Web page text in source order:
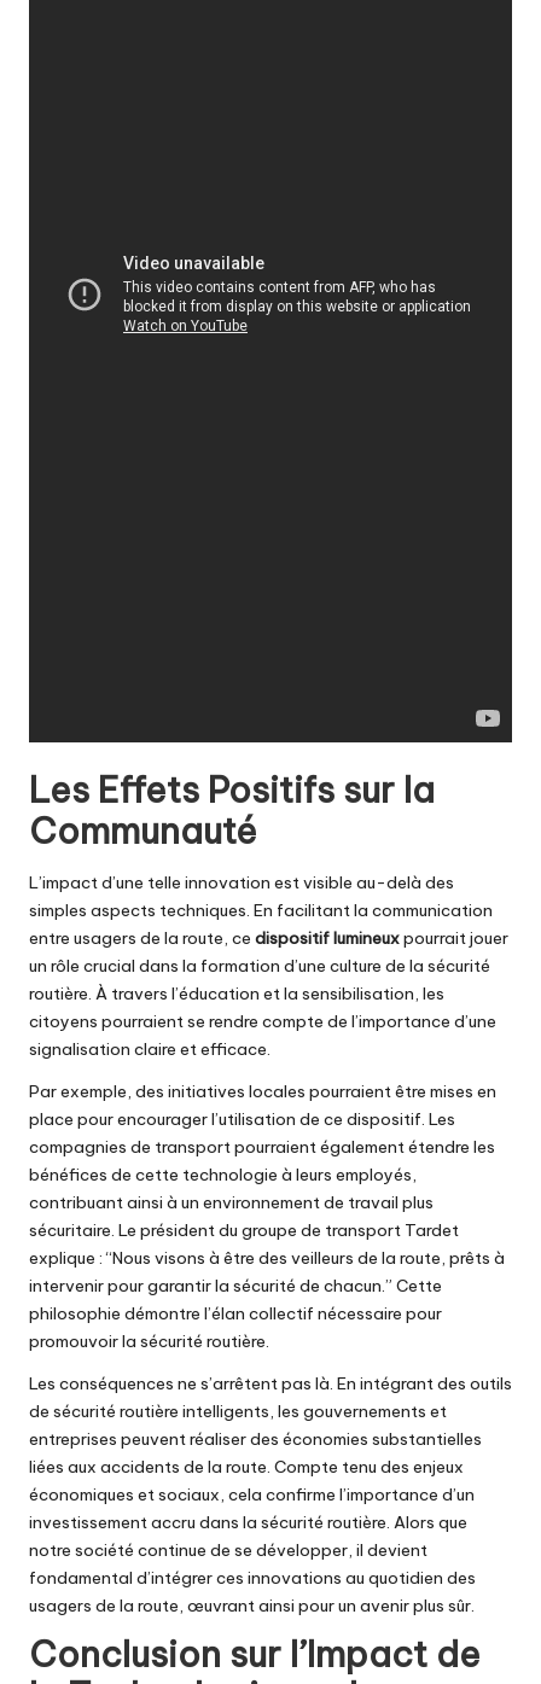
Les Effets Positifs sur la
Communauté
L’impact d’une telle innovation est visible au-delà des
simples aspects techniques. En facilitant la communication
entre usagers de la route, ce dispositif lumineuxpourrait jouer
un rôle crucial dans la formation d’une culture de la sécurité
routière. À travers l’éducation et la sensibilisation, les
citoyens pourraient se rendre compte de l’importance d’une
signalisation claire et efficace.
Par exemple, des initiatives locales pourraient être mises en
place pour encourager l’utilisation de ce dispositif. Les
compagnies de transport pourraient également étendre les
bénéfices de cette technologie à leurs employés,
contribuant ainsi à un environnement de travail plus
sécuritaire. Le président du groupe de transport Tardet
explique : “Nous visons à être des veilleurs de la route, prêts à
intervenir pour garantir la sécurité de chacun.” Cette
philosophie démontre l’élan collectif nécessaire pour
promouvoir la sécurité routière.
Les conséquences ne s’arrêtent pas là. En intégrant des outils
de sécurité routière intelligents, les gouvernements et
entreprises peuvent réaliser des économies substantielles
liées aux accidents de la route. Compte tenu des enjeux
économiques et sociaux, cela confirme l’importance d’un
investissement accru dans la sécurité routière. Alors que
notre société continue de se développer, il devient
fondamental d’intégrer ces innovations au quotidien des
usagers de la route, œuvrant ainsi pour un avenir plus sûr.
Conclusion sur l’Impact de